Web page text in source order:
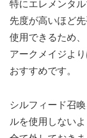
特にエレメンタ
先度が高いほど
使用できるため、
アークメイジよ
おすすめです。
シルフィード召
ルを使用しない